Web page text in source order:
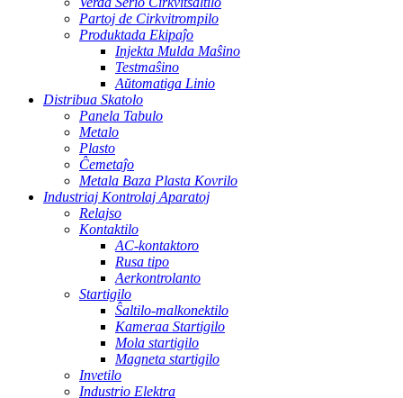
Partoj de Cirkvitrompilo
Produktada Ekipaĵo
Injekta Mulda Maŝino
Testmaŝino
Aŭtomatiga Linio
Distribua Skatolo
Panela Tabulo
Metalo
Plasto
Ĉemetaĵo
Metala Baza Plasta Kovrilo
Industriaj Kontrolaj Aparatoj
Relajso
Kontaktilo
AC-kontaktoro
Rusa tipo
Aerkontrolanto
Startigilo
Ŝaltilo-malkonektilo
Kameraa Startigilo
Mola startigilo
Magneta startigilo
Invetilo
Industrio Elektra